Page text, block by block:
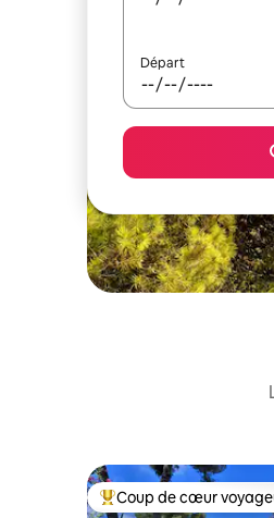
Départ
Coup de cœur
Coup de cœur